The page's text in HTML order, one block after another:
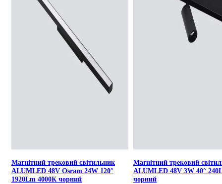
Магнітний трековий світильник
ALUMLED 48V Osram 24W 120°
1920Lm 4000К чорний
Магнітний трековий
ALUMLED 48V 3W 40°
чорний